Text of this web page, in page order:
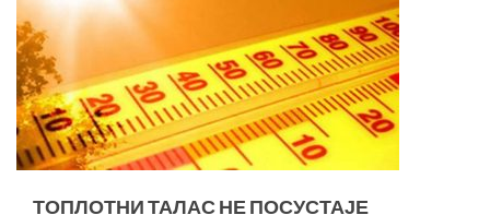
ТОПЛОТНИ ТАЛАС НЕ ПОСУСТАЈЕ